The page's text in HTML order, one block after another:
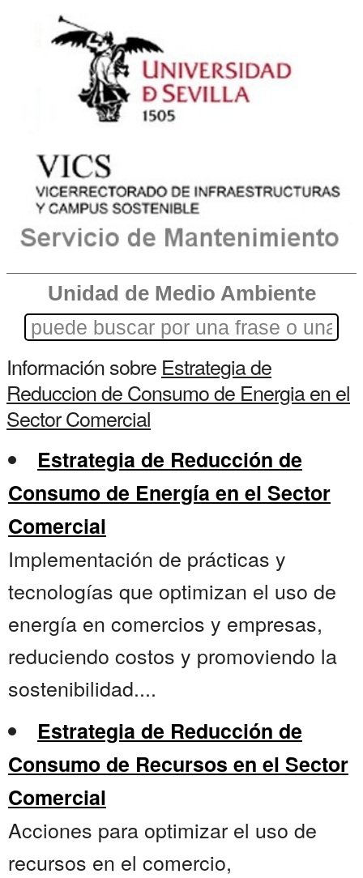
Unidad de Medio Ambiente
Información sobre Estrategia de
Reduccion de Consumo de Energia en el
Sector Comercial
Estrategia de Reducción de
Consumo de Energía en el Sector
Comercial
Implementación de prácticas y
tecnologías que optimizan el uso de
energía en comercios y empresas,
reduciendo costos y promoviendo la
sostenibilidad....
Estrategia de Reducción de
Consumo de Recursos en el Sector
Comercial
Acciones para optimizar el uso de
recursos en el comercio,